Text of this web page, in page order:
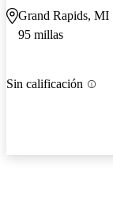
Grand Rapids, MI
95 millas
Sin calificación